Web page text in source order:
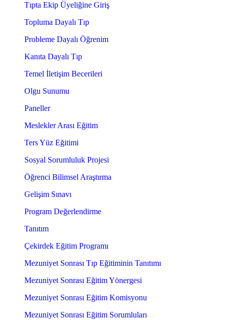
Tıpta Ekip Üyeliğine Giriş
Topluma Dayalı Tıp
Probleme Dayalı Öğrenim
Kanıta Dayalı Tıp
Temel İletişim Becerileri
Olgu Sunumu
Paneller
Meslekler Arası Eğitim
Ters Yüz Eğitimi
Sosyal Sorumluluk Projesi
Öğrenci Bilimsel Araştırma
Gelişim Sınavı
Program Değerlendirme
Tanıtım
Çekirdek Eğitim Programı
Mezuniyet Sonrası Tıp Eğitiminin Tanıtımı
Mezuniyet Sonrası Eğitim Yönergesi
Mezuniyet Sonrası Eğitim Komisyonu
Mezuniyet Sonrası Eğitim Sorumluları